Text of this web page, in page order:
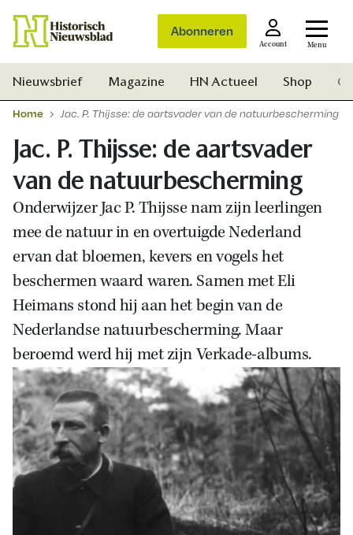
Abonneren
Account Menu
Zoek
Nieuwsbrief Magazine HN Actueel Shop
Home Jac. P. Thijsse: de aartsvader van de natuurbescherming
Jac. P. Thijsse: de aartsvader
van de natuurbescherming
Onderwijzer Jac P. Thijsse nam zijn leerlingen
mee de natuur in en overtuigde Nederland
ervan dat bloemen, kevers en vogels het
beschermen waard waren. Samen met Eli
Heimans stond hij aan het begin van de
Nederlandse natuurbescherming. Maar
beroemd werd hij met zijn Verkade-albums.